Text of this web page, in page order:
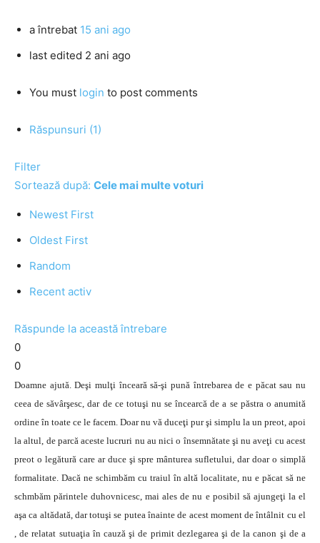
a întrebat 15 ani ago
last edited 2 ani ago
You must login to post comments
Răspunsuri (1)
Filter
Sortează după: Cele mai multe voturi
Newest First
Oldest First
Random
Recent activ
Răspunde la această întrebare
0
0
Doamne ajută. Deşi mulţi înceară să-şi pună întrebarea de e păcat sau nu
ceea de săvârşesc, dar de ce totuşi nu se încearcă de a se păstra o anumită
ordine în toate ce le facem. Doar nu vă duceţi pur şi simplu la un preot, apoi
la altul, de parcă aceste lucruri nu au nici o însemnătate şi nu aveţi cu acest
preot o legătură care ar duce şi spre mânturea sufletului, dar doar o simplă
formalitate. Dacă ne schimbăm cu traiul în altă localitate, nu e păcat să ne
schmbăm părintele duhovnicesc, mai ales de nu e posibil să ajungeţi la el
aşa ca altădată, dar totuşi se putea înainte de acest moment de întâlnit cu el
, de relatat sutuaţia în cauză şi de primit dezlegarea şi de la canon şi de a